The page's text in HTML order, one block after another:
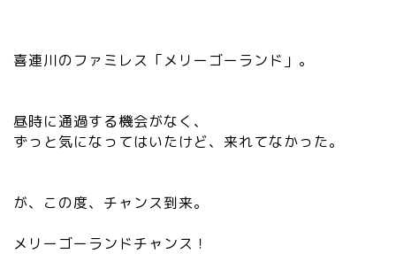
喜連川のファミレス「メリーゴーランド」。
昼時に通過する機会がなく、
ずっと気になってはいたけど、来れてなかった。
が、この度、チャンス到来。
メリーゴーランドチャンス！